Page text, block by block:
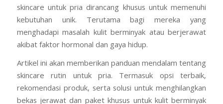
skincare untuk pria dirancang khusus untuk memenuhi
kebutuhan unik. Terutama bagi mereka yang
menghadapi masalah kulit berminyak atau berjerawat
akibat faktor hormonal dan gaya hidup.
Artikel ini akan memberikan panduan mendalam tentang
skincare rutin untuk pria. Termasuk opsi terbaik,
rekomendasi produk, serta solusi untuk menghilangkan
bekas jerawat dan paket khusus untuk kulit berminyak